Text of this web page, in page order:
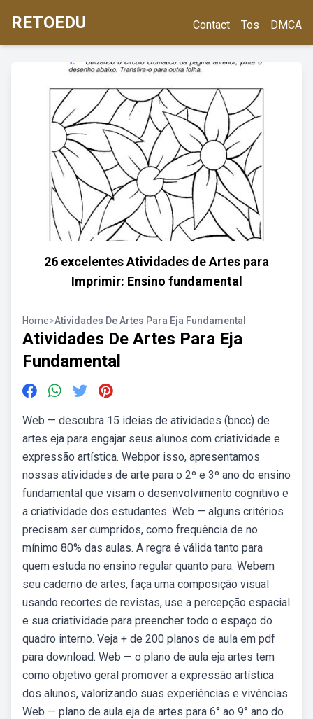
RETOEDU Contact Tos DMCA
26 excelentes Atividades de Artes para
Imprimir: Ensino fundamental
Home>Atividades De Artes Para Eja Fundamental
Atividades De Artes Para Eja
Fundamental
Web — descubra 15 ideias de atividades (bncc) de
artes eja para engajar seus alunos com criatividade e
expressão artística. Webpor isso, apresentamos
nossas atividades de arte para o 2º e 3º ano do ensino
fundamental que visam o desenvolvimento cognitivo e
a criatividade dos estudantes. Web — alguns critérios
precisam ser cumpridos, como frequência de no
mínimo 80% das aulas. A regra é válida tanto para
quem estuda no ensino regular quanto para. Webem
seu caderno de artes, faça uma composição visual
usando recortes de revistas, use a percepção espacial
e sua criatividade para preencher todo o espaço do
quadro interno. Veja + de 200 planos de aula em pdf
para download. Web — o plano de aula eja artes tem
como objetivo geral promover a expressão artística
dos alunos, valorizando suas experiências e vivências.
Web — plano de aula eja de artes para 6° ao 9° ano do